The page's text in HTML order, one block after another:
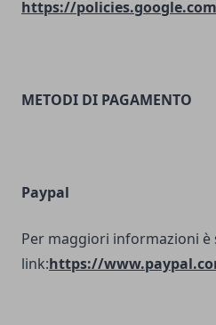
https://
METODI DI PAGAMENTO
Paypal
Per maggiori informazioni
link:https://